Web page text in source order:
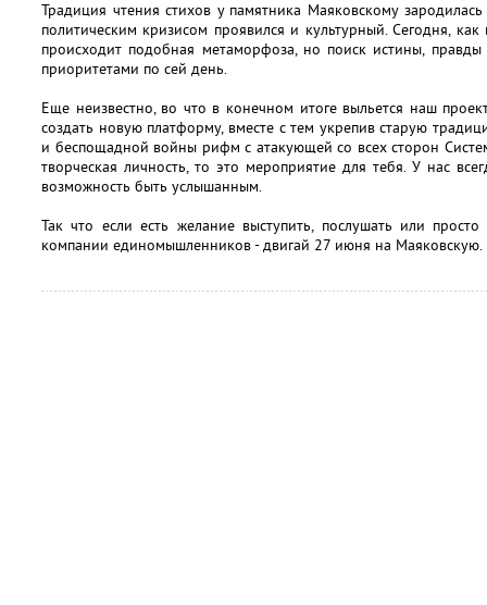
Традиция чтения стихов у памятника Маяковскому
политическим кризисом проявился и культурный. Сегодня,
происходит подобная метаморфоза, но поиск истины,
приоритетами по сей день.
Еще неизвестно, во что в конечном итоге выльется наш
создать новую платформу, вместе с тем укрепив старую
и беспощадной войны рифм с атакующей со всех сторон
творческая личность, то это мероприятие для тебя. У нас
возможность быть услышанным.
Так что если есть желание выступить, послушать или
компании единомышленников - двигай 27 июня на Маяковскую.